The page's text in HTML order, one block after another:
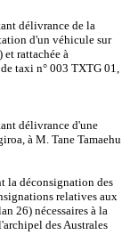
délivrance de la
d'un véhicule sur
rattachée à
taxi n° 003 TXTG 01,
délivrance d'une
à M. Tane Tamaehu
la déconsignation des
relatives aux
26) nécessaires à la
des Australes